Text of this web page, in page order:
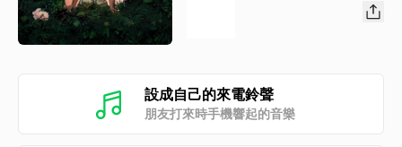
設成自己的來電鈴聲
朋友打來時手機響起的音樂